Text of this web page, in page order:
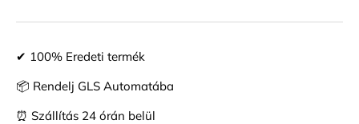
✔ 100% Eredeti termék
📦 Rendelj GLS Automatába
⏰ Szállítás 24 órán belül